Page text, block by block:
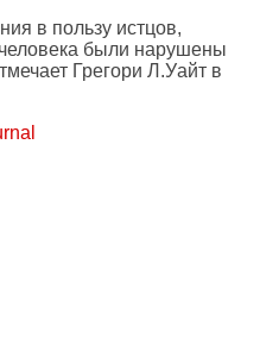
в пользу истцов,
были нарушены
Грегори Л.Уайт в